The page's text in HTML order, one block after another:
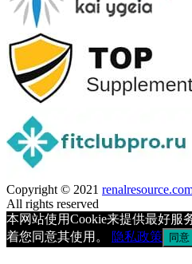
Copyright © 2021
All rights reserved
本网站使用Cookie来提供最好服
着您同意其使用。
隐私政策 同意